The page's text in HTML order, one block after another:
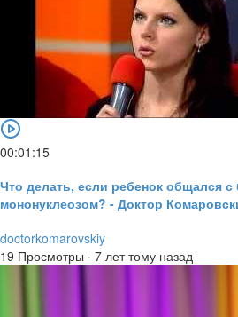
00:01:15
Что делать, если ребенок общался
мононуклеозом? - Доктор
doctorkomarovskiy
19 Просмотры · 7 лет тому назад